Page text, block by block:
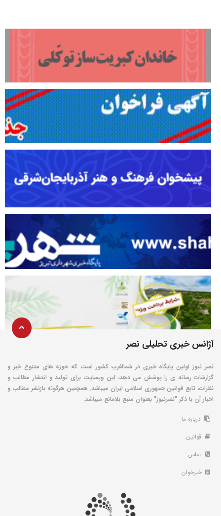
آژانس خبری تحلیلی نصر
نصر نیوز اولین پایگاه خبری در شمالغرب کشور است که حوزه های متنوع خبر و
گزارشات رسانه ی را پوشش می دهد، این وبسایت برای تولید و انتشار مطالب و
نظرات، تابع قوانین جمهوری اسلامی ایران میباشد. همچنین هرگونه بازنشر مطالب و
اخبار آن با ذکر "نصرنیوز" بعنوان منبع بلامانع میباشد.
درباره ما
قوانین
تماس
خبرخوان